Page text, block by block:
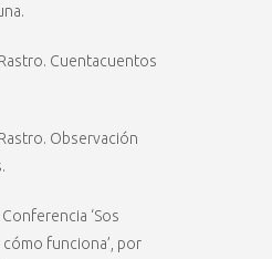
Cuentacuentos
Observación
‘Sos
funciona’, por